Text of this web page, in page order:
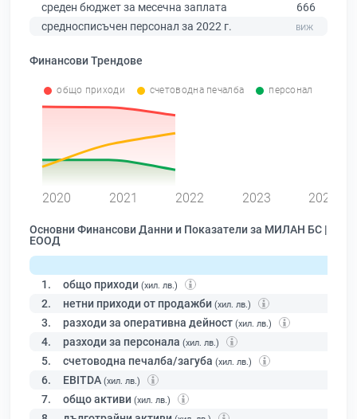
среден бюджет за месечна заплата
666
средносписъчен персонал за 2022 г.
Финансови Трендове
общо приходи счетоводна печалба персонал
2020 2021 2022 2023 2024
Основни Финансови Данни и Показатели за МИЛАН БС |
ЕООД
1. общо приходи (хил. лв.)
2. нетни приходи от продажби (хил. лв.)
3. разходи за оперативна дейност (хил. лв.)
4. разходи за персонала (хил. лв.)
5. счетоводна печалба/загуба (хил. лв.)
6. EBITDA (хил. лв.)
7. общо активи (хил. лв.)